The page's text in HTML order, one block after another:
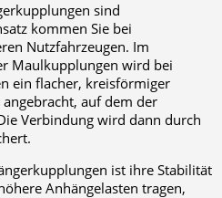
sind
kommen Sie bei
Nutzfahrzeugen. Im
Maulkupplungen wird bei
ein flacher, kreisförmiger
auf dem der
Verbindung wird dann durch
ist ihre Stabilität
Anhängelasten tragen,